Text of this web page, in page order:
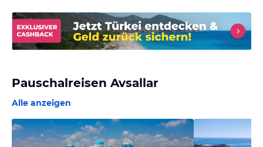
Pauschalreisen Avsallar
Alle anzeigen